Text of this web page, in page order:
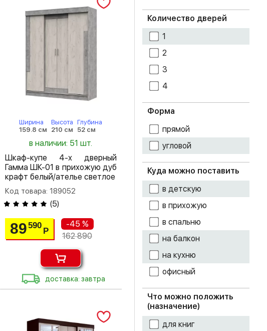
Ширина
159.8 см
Высота
210 см
Глубина
52 см
в наличии: 51 шт.
Шкаф-купе 4-х дверный
Гамма ШК-01 в прихожую дуб
крафт белый/ателье светлое
Код товара: 189052
(5)
89590
Р
-45 %
162 890
доставка: завтра
дуб крафт белый
дуб крафт серый
кенди
лоредо
метрополитан
грей
Моно керамика
терракота
фотопечать
цемент светлый
Количество дверей
1
2
3
4
Форма
прямой
угловой
Куда можно поставить
в детскую
в прихожую
в спальню
на балкон
на кухню
офисный
Что можно положить
(назначение)
для книг